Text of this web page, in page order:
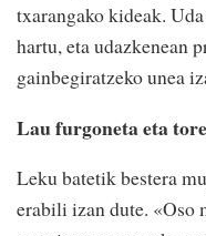
txarangako kideak.
hartu, eta udazkenean
gainbegiratzeko unea
Lau furgoneta eta
Leku batetik bestera
erabili izan dute. «Oso